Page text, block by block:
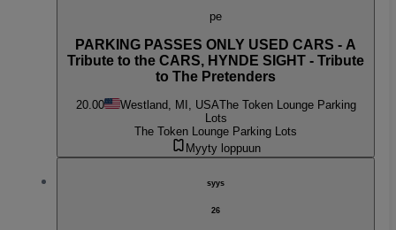
pe
PARKING PASSES ONLY USED CARS - A
Tribute to the CARS, HYNDE SIGHT - Tribute
to The Pretenders
20.00 Westland, MI, USAThe Token Lounge Parking
Lots
The Token Lounge Parking Lots
Myyty loppuun
syys
26